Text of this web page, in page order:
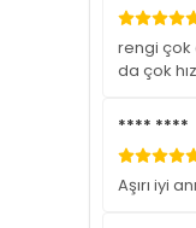
rengi çok
da çok
**** ****
Aşırı iyi